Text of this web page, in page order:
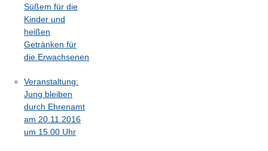
Süßem für die
Kinder und
heißen
Getränken für
die Erwachsenen
Veranstaltung:
Jung bleiben
durch Ehrenamt
am 20.11.2016
um 15.00 Uhr